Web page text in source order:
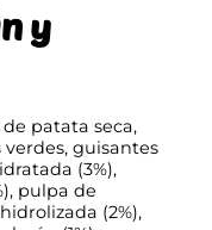
y
patata seca,
verdes, guisantes
(3%),
pulpa de
(2%),